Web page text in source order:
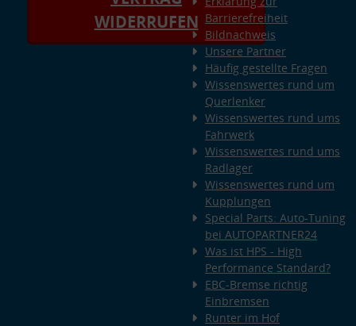
WIDERRUFEN Barrierefreiheit
Bildnachweis
Unsere Partner
Häufig gestellte Fragen
Wissenswertes rund um
Querlenker
Wissenswertes rund ums
Fahrwerk
Wissenswertes rund ums
Radlager
Wissenswertes rund um
Kupplungen
Special Parts: Auto-Tuning
bei AUTOPARTNER24
Was ist HPS - High
Performance Standard?
EBC-Bremse richtig
Einbremsen
Runter im Hof